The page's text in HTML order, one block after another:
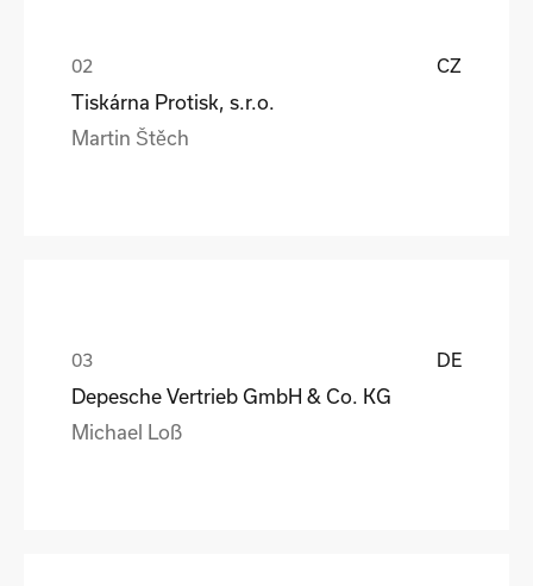
CZ
Tiskárna Protisk, s.r.o.
Martin Štěch
DE
Depesche Vertrieb GmbH & Co. KG
Michael Loß